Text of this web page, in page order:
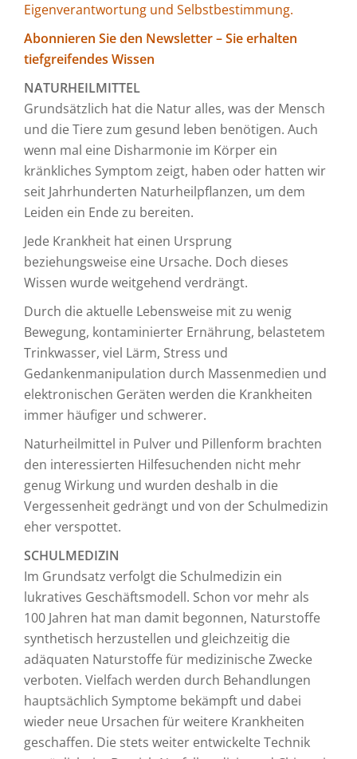
Eigenverantwortung und Selbstbestimmung.
Abonnieren Sie den Newsletter – Sie erhalten
tiefgreifendes Wissen
NATURHEILMITTEL
Grundsätzlich hat die Natur alles, was der Mensch
und die Tiere zum gesund leben benötigen. Auch
wenn mal eine Disharmonie im Körper ein
kränkliches Symptom zeigt, haben oder hatten wir
seit Jahrhunderten Naturheilpflanzen, um dem
Leiden ein Ende zu bereiten.
Jede Krankheit hat einen Ursprung
beziehungsweise eine Ursache. Doch dieses
Wissen wurde weitgehend verdrängt.
Durch die aktuelle Lebensweise mit zu wenig
Bewegung, kontaminierter Ernährung, belastetem
Trinkwasser, viel Lärm, Stress und
Gedankenmanipulation durch Massenmedien und
elektronischen Geräten werden die Krankheiten
immer häufiger und schwerer.
Naturheilmittel in Pulver und Pillenform brachten
den interessierten Hilfesuchenden nicht mehr
genug Wirkung und wurden deshalb in die
Vergessenheit gedrängt und von der Schulmedizin
eher verspottet.
SCHULMEDIZIN
Im Grundsatz verfolgt die Schulmedizin ein
lukratives Geschäftsmodell. Schon vor mehr als
100 Jahren hat man damit begonnen, Naturstoffe
synthetisch herzustellen und gleichzeitig die
adäquaten Naturstoffe für medizinische Zwecke
verboten. Vielfach werden durch Behandlungen
hauptsächlich Symptome bekämpft und dabei
wieder neue Ursachen für weitere Krankheiten
geschaffen. Die stets weiter entwickelte Technik